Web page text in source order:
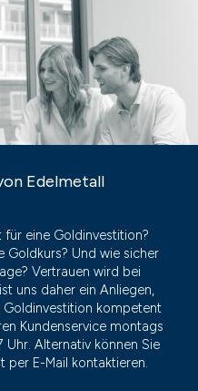
Edelmetall
eine Goldinvestition?
Goldkurs? Und wie sicher
Vertrauen wird bei
uns daher ein Anliegen,
Goldinvestition kompetent
Kundenservice montags
Uhr. Alternativ können Sie
per E-Mail kontaktieren.